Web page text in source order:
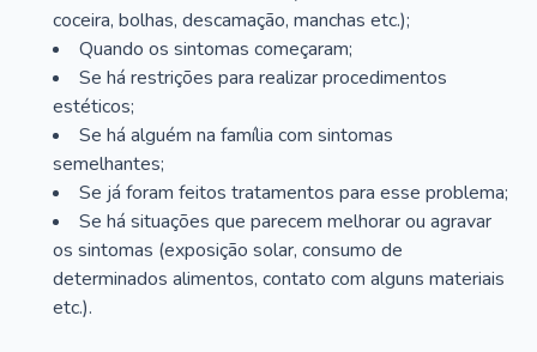
coceira, bolhas, descamação, manchas etc.);
Quando os sintomas começaram;
Se há restrições para realizar procedimentos
estéticos;
Se há alguém na família com sintomas
semelhantes;
Se já foram feitos tratamentos para esse problema;
Se há situações que parecem melhorar ou agravar
os sintomas (exposição solar, consumo de
determinados alimentos, contato com alguns materiais
etc.).